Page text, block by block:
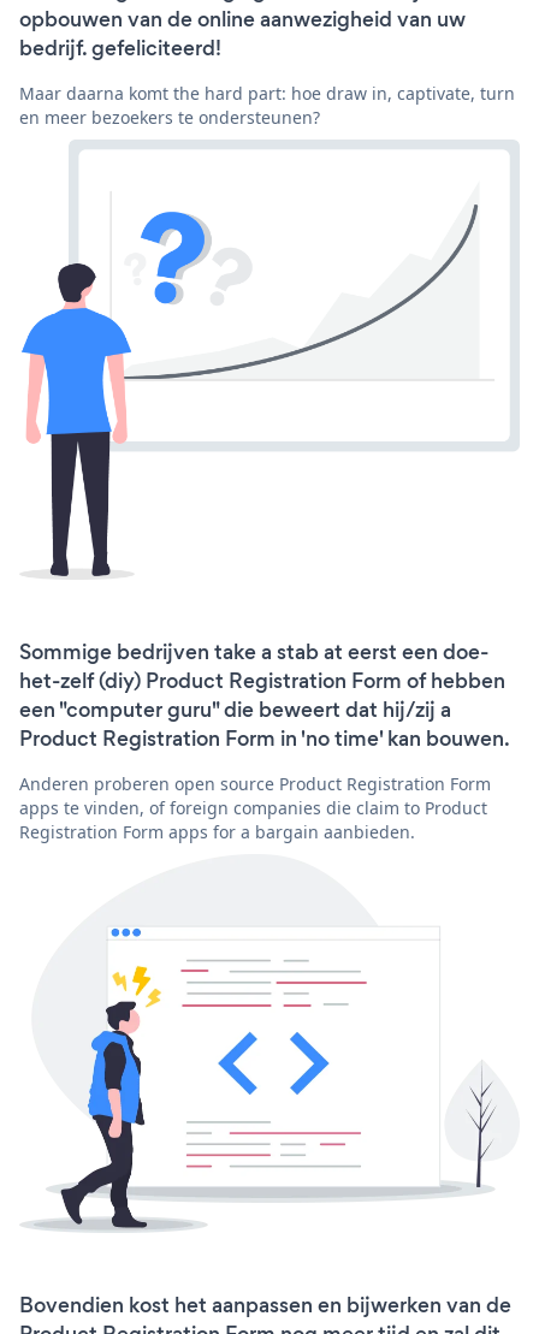
opbouwen van de online aanwezigheid van uw
bedrijf. gefeliciteerd!
Maar daarna komt the hard part: hoe draw in, captivate, turn
en meer bezoekers te ondersteunen?
Sommige bedrijven take a stab at eerst een doe-
het-zelf (diy) Product Registration Form of hebben
een "computer guru" die beweert dat hij/zij a
Product Registration Form in 'no time' kan bouwen.
Anderen proberen open source Product Registration Form
apps te vinden, of foreign companies die claim to Product
Registration Form apps for a bargain aanbieden.
Bovendien kost het aanpassen en bijwerken van de